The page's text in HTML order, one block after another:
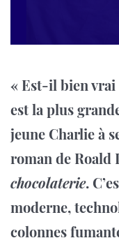
« Est-il bien vrai
est la plus
jeune Charlie à
roman de Roald
chocolaterie.
moderne,
colonnes